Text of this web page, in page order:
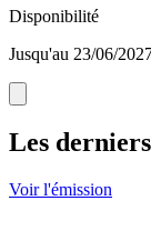
Disponibilité
Jusqu'au 23/06/
Les
Voir l'émission